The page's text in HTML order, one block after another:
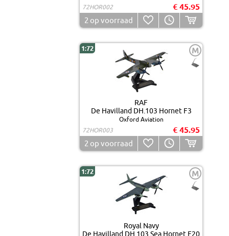
72HOR002
€ 45.95
2 op voorraad
1:72 M
RAF
De Havilland DH.103 Hornet F3
Oxford Aviation
72HOR003
€ 45.95
2 op voorraad
1:72 M
Royal Navy
De Havilland DH.103 Sea Hornet F20